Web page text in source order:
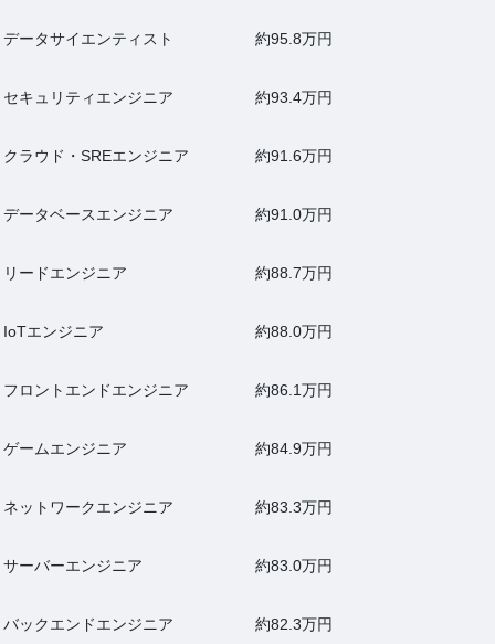
データサイエンティスト 約95.8万円
セキュリティエンジニア 約93.4万円
クラウド・SREエンジニア 約91.6万円
データベースエンジニア 約91.0万円
リードエンジニア 約88.7万円
IoTエンジニア 約88.0万円
フロントエンドエンジニア 約86.1万円
ゲームエンジニア 約84.9万円
ネットワークエンジニア 約83.3万円
サーバーエンジニア 約83.0万円
バックエンドエンジニア 約82.3万円